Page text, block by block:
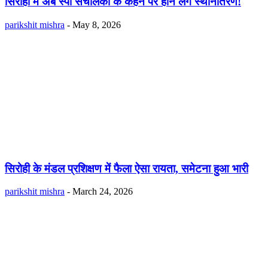
parikshit mishra - May 8, 2026
सिरोही के मंडल प्रशिक्षण में फैला ऐसा रायता, समेटना हुआ भारी
parikshit mishra - March 24, 2026